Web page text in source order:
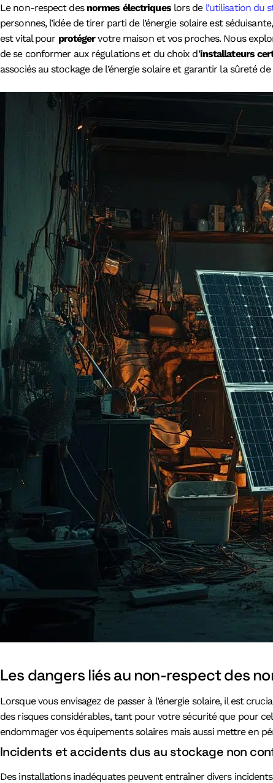
Le non-respect des normes électriqueslors de l’utilisation du
personnes, l’idée de tirer parti de l’énergie solaire est
est vital pour protégervotre maison et vos proches. Nous
de se conformer aux régulations et du choix d’installateurs
associés au stockage de l’énergie solaire et garantir la sûreté
Les dangers liés au non-respect des
Lorsque vous envisagez de passer à l’énergie solaire, il est
des risques considérables, tant pour votre sécurité que pour
endommager vos équipements solaires mais aussi mettre en
Incidents et accidents dus au stockage non
Des installations inadéquates peuvent entraîner divers